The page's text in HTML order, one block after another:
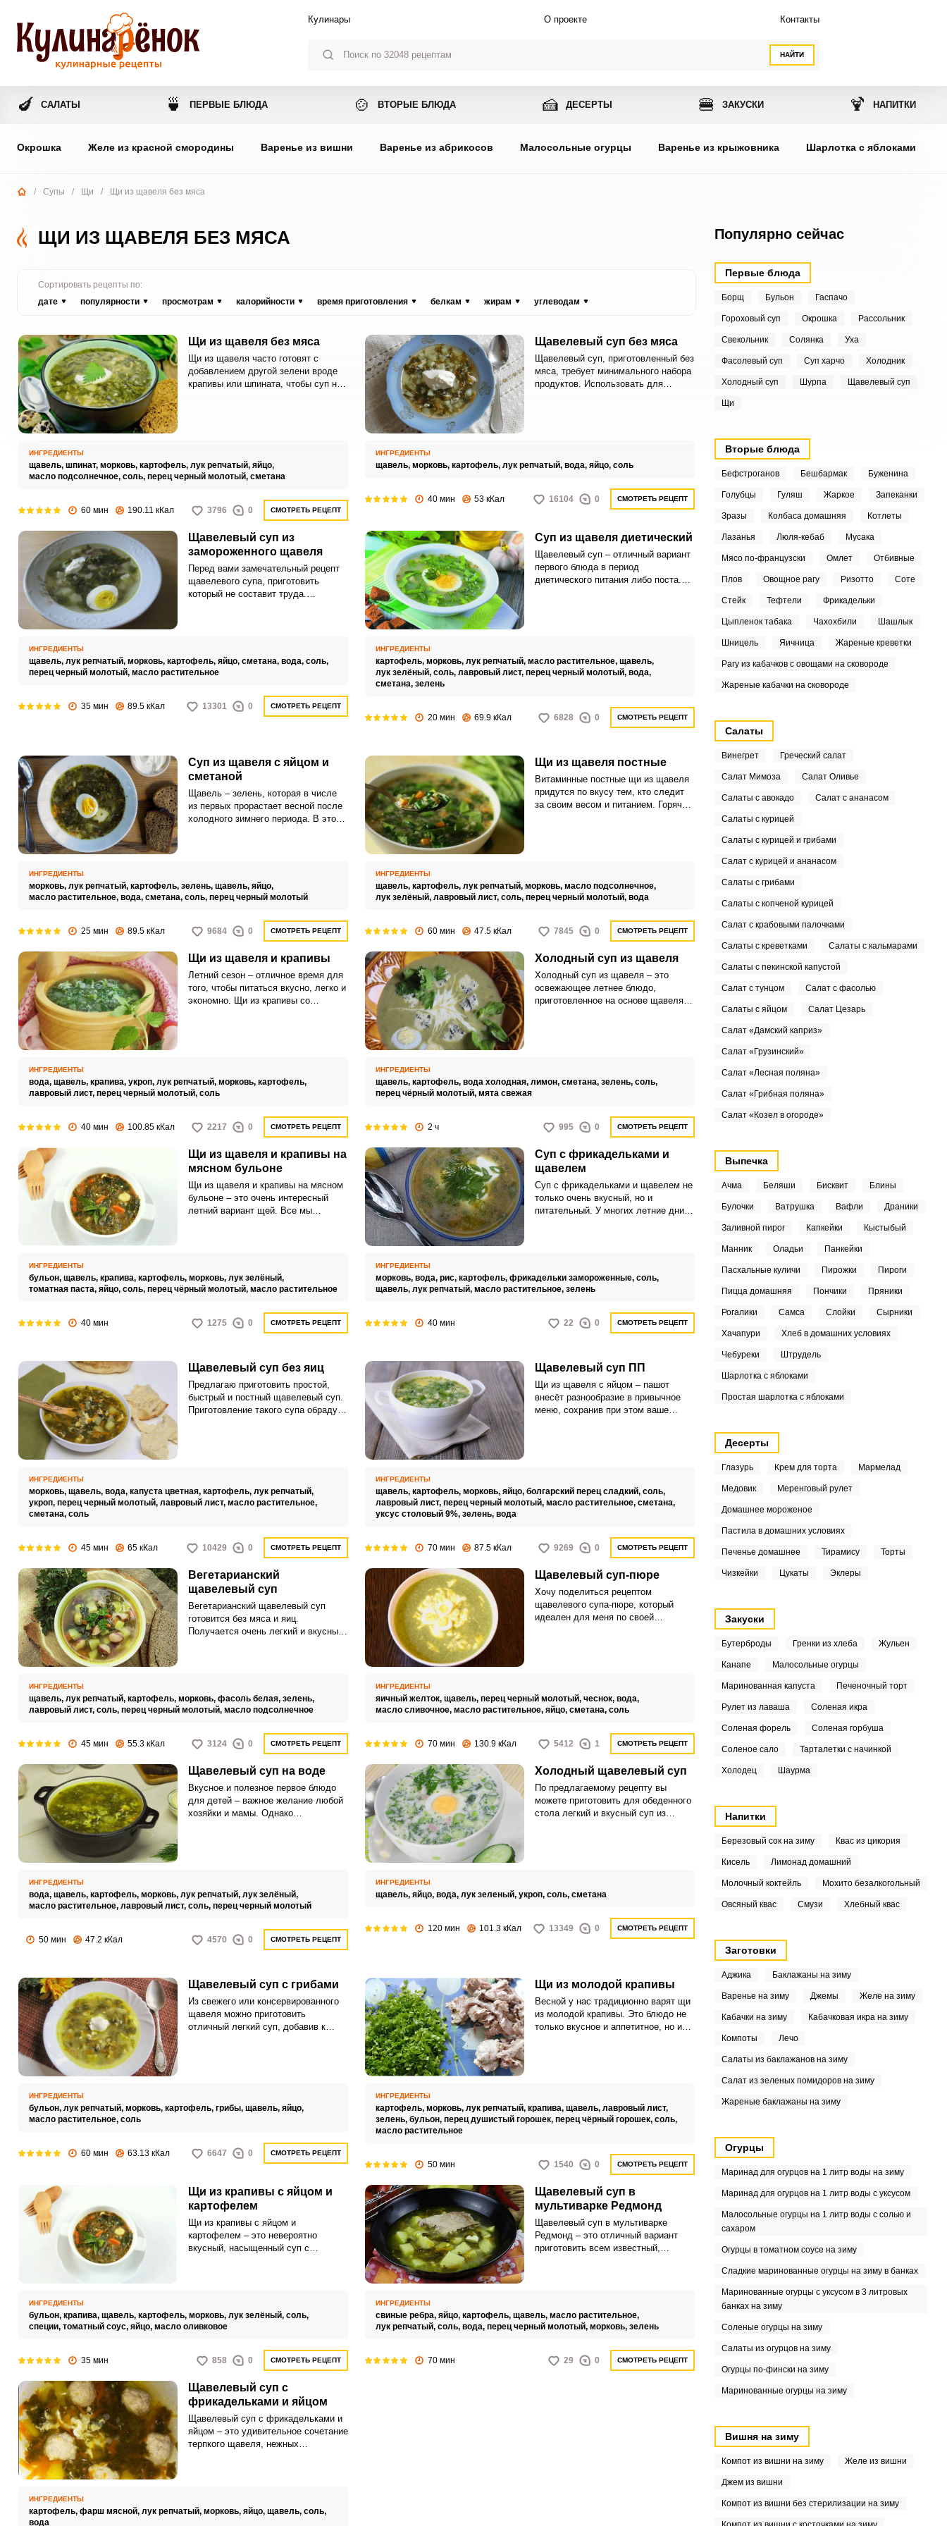
НАЙТИ
Кулинары О проекте Контакты
🍆 САЛАТЫ 🍵 ПЕРВЫЕ БЛЮДА 🍲 ВТОРЫЕ БЛЮДА 🍰 ДЕСЕРТЫ 🍔 ЗАКУСКИ 🍹 НАПИТКИ
Окрошка Желе из красной смородины Варенье из вишни Варенье из абрикосов Малосольные огурцы Варенье из крыжовника Шарлотка с яблоками
/ Супы / Щи / Щи из щавеля без мяса
ЩИ ИЗ ЩАВЕЛЯ БЕЗ МЯСА
Сортировать рецепты по:
дате
популярности просмотрам калорийности время приготовления белкам жирам углеводам
Щи из щавеля без мяса
Щи из щавеля часто готовят с
добавлением другой зелени вроде
крапивы или шпината, чтобы суп не
ИНГРЕДИЕНТЫ
щавель, шпинат, морковь, картофель, лук репчатый, яйцо,
масло подсолнечное, соль, перец черный молотый, сметана
60 мин 190.11 кКал 3796 0 СМОТРЕТЬ РЕЦЕПТ
Щавелевый суп без мяса
Щавелевый суп, приготовленный без
мяса, требует минимального набора
продуктов. Использовать для
ИНГРЕДИЕНТЫ
щавель, морковь, картофель, лук репчатый, вода, яйцо, соль
40 мин 53 кКал 16104 0 СМОТРЕТЬ РЕЦЕПТ
Щавелевый суп из
замороженного щавеля
Перед вами замечательный рецепт
щавелевого супа, приготовить
который не составит труда.
ИНГРЕДИЕНТЫ
щавель, лук репчатый, морковь, картофель, яйцо, сметана, вода, соль,
перец черный молотый, масло растительное
35 мин 89.5 кКал 13301 0 СМОТРЕТЬ РЕЦЕПТ
Суп из щавеля диетический
Щавелевый суп – отличный вариант
первого блюда в период
диетического питания либо поста.
ИНГРЕДИЕНТЫ
картофель, морковь, лук репчатый, масло растительное, щавель,
лук зелёный, соль, лавровый лист, перец черный молотый, вода,
сметана, зелень
20 мин 69.9 кКал 6828 0 СМОТРЕТЬ РЕЦЕПТ
Суп из щавеля с яйцом и
сметаной
Щавель – зелень, которая в числе
из первых прорастает весной после
холодного зимнего периода. В этой
ИНГРЕДИЕНТЫ
морковь, лук репчатый, картофель, зелень, щавель, яйцо,
масло растительное, вода, сметана, соль, перец черный молотый
25 мин 89.5 кКал 9684 0 СМОТРЕТЬ РЕЦЕПТ
Щи из щавеля постные
Витаминные постные щи из щавеля
придутся по вкусу тем, кто следит
за своим весом и питанием. Горячим
ИНГРЕДИЕНТЫ
щавель, картофель, лук репчатый, морковь, масло подсолнечное,
лук зелёный, лавровый лист, соль, перец черный молотый, вода
60 мин 47.5 кКал 7845 0 СМОТРЕТЬ РЕЦЕПТ
Щи из щавеля и крапивы
Летний сезон – отличное время для
того, чтобы питаться вкусно, легко и
экономно. Щи из крапивы со
ИНГРЕДИЕНТЫ
вода, щавель, крапива, укроп, лук репчатый, морковь, картофель,
лавровый лист, перец черный молотый, соль
40 мин 100.85 кКал 2217 0 СМОТРЕТЬ РЕЦЕПТ
Холодный суп из щавеля
Холодный суп из щавеля – это
освежающее летнее блюдо,
приготовленное на основе щавеля,
йогурта для придания кремовости.
ИНГРЕДИЕНТЫ
щавель, картофель, вода холодная, лимон, сметана, зелень, соль,
перец чёрный молотый, мята свежая
2 ч 995 0 СМОТРЕТЬ РЕЦЕПТ
Щи из щавеля и крапивы на
мясном бульоне
Щи из щавеля и крапивы на мясном
бульоне – это очень интересный
летний вариант щей. Все мы
ИНГРЕДИЕНТЫ
бульон, щавель, крапива, картофель, морковь, лук зелёный,
томатная паста, яйцо, соль, перец чёрный молотый, масло растительное
40 мин 1275 0 СМОТРЕТЬ РЕЦЕПТ
Суп с фрикадельками и
щавелем
Суп с фрикадельками и щавелем не
только очень вкусный, но и
питательный. У многих летние дни
ИНГРЕДИЕНТЫ
морковь, вода, рис, картофель, фрикадельки замороженные, соль,
щавель, лук репчатый, масло растительное, зелень
40 мин 22 0 СМОТРЕТЬ РЕЦЕПТ
Щавелевый суп без яиц
Предлагаю приготовить простой,
быстрый и постный щавелевый суп.
Приготовление такого супа обрадует
ИНГРЕДИЕНТЫ
морковь, щавель, вода, капуста цветная, картофель, лук репчатый,
укроп, перец черный молотый, лавровый лист, масло растительное,
сметана, соль
45 мин 65 кКал 10429 0 СМОТРЕТЬ РЕЦЕПТ
Щавелевый суп ПП
Щи из щавеля с яйцом – пашот
внесёт разнообразие в привычное
меню, сохранив при этом ваше
ИНГРЕДИЕНТЫ
щавель, картофель, морковь, яйцо, болгарский перец сладкий, соль,
лавровый лист, перец черный молотый, масло растительное, сметана,
уксус столовый 9%, зелень, вода
70 мин 87.5 кКал 9269 0 СМОТРЕТЬ РЕЦЕПТ
Вегетарианский
щавелевый суп
Вегетарианский щавелевый суп
готовится без мяса и яиц.
Получается очень легкий и вкусный
ИНГРЕДИЕНТЫ
щавель, лук репчатый, картофель, морковь, фасоль белая, зелень,
лавровый лист, соль, перец черный молотый, масло подсолнечное
45 мин 55.3 кКал 3124 0 СМОТРЕТЬ РЕЦЕПТ
Щавелевый суп-пюре
Хочу поделиться рецептом
щавелевого супа-пюре, который
идеален для меня по своей
ИНГРЕДИЕНТЫ
яичный желток, щавель, перец черный молотый, чеснок, вода,
масло сливочное, масло растительное, яйцо, сметана, соль
70 мин 130.9 кКал 5412 1 СМОТРЕТЬ РЕЦЕПТ
Щавелевый суп на воде
Вкусное и полезное первое блюдо
для детей – важное желание любой
хозяйки и мамы. Однако
ИНГРЕДИЕНТЫ
вода, щавель, картофель, морковь, лук репчатый, лук зелёный,
масло растительное, лавровый лист, соль, перец черный молотый
50 мин 47.2 кКал 4570 0 СМОТРЕТЬ РЕЦЕПТ
Холодный щавелевый суп
По предлагаемому рецепту вы
можете приготовить для обеденного
стола легкий и вкусный суп из
ИНГРЕДИЕНТЫ
щавель, яйцо, вода, лук зеленый, укроп, соль, сметана
120 мин 101.3 кКал 13349 0 СМОТРЕТЬ РЕЦЕПТ
Щавелевый суп с грибами
Из свежего или консервированного
щавеля можно приготовить
отличный легкий суп, добавив к
ИНГРЕДИЕНТЫ
бульон, лук репчатый, морковь, картофель, грибы, щавель, яйцо,
масло растительное, соль
60 мин 63.13 кКал 6647 0 СМОТРЕТЬ РЕЦЕПТ
Щи из молодой крапивы
Весной у нас традиционно варят щи
из молодой крапивы. Это блюдо не
только вкусное и аппетитное, но и
ИНГРЕДИЕНТЫ
картофель, морковь, лук репчатый, крапива, щавель, лавровый лист,
зелень, бульон, перец душистый горошек, перец чёрный горошек, соль,
масло растительное
50 мин 1540 0 СМОТРЕТЬ РЕЦЕПТ
Щи из крапивы с яйцом и
картофелем
Щи из крапивы с яйцом и
картофелем – это невероятно
вкусный, насыщенный суп с
полезным и питательным.
ИНГРЕДИЕНТЫ
бульон, крапива, щавель, картофель, морковь, лук зелёный, соль,
специи, томатный соус, яйцо, масло оливковое
35 мин 858 0 СМОТРЕТЬ РЕЦЕПТ
Щавелевый суп в
мультиварке Редмонд
Щавелевый суп в мультиварке
Редмонд – это отличный вариант
приготовить всем известный,
основную работу за вас сделает
мультиварка. Суп отлично подойдет
ИНГРЕДИЕНТЫ
свиные ребра, яйцо, картофель, щавель, масло растительное,
лук репчатый, соль, вода, перец черный молотый, морковь, зелень
70 мин 29 0 СМОТРЕТЬ РЕЦЕПТ
Щавелевый суп с
фрикадельками и яйцом
Щавелевый суп с фрикадельками и
яйцом – это удивительное сочетание
терпкого щавеля, нежных
питательных веществ.
ИНГРЕДИЕНТЫ
картофель, фарш мясной, лук репчатый, морковь, яйцо, щавель, соль,
вода
Популярно сейчас
Первые блюда
Борщ Бульон Гаспачо
Гороховый суп Окрошка Рассольник
Свекольник Солянка Уха
Фасолевый суп Суп харчо Холодник
Холодный суп Шурпа Щавелевый суп
Щи
Вторые блюда
Бефстроганов Бешбармак Буженина
Голубцы Гуляш Жаркое Запеканки
Зразы Колбаса домашняя Котлеты
Лазанья Люля-кебаб Мусака
Мясо по-французски Омлет Отбивные
Плов Овощное рагу Ризотто Соте
Стейк Тефтели Фрикадельки
Цыпленок табака Чахохбили Шашлык
Шницель Яичница Жареные креветки
Рагу из кабачков с овощами на сковороде
Жареные кабачки на сковороде
Салаты
Винегрет Греческий салат
Салат Мимоза Салат Оливье
Салаты с авокадо Салат с ананасом
Салаты с курицей
Салаты с курицей и грибами
Салат с курицей и ананасом
Салаты с грибами
Салаты с копченой курицей
Салат с крабовыми палочками
Салаты с креветками Салаты с кальмарами
Салаты с пекинской капустой
Салат с тунцом Салат с фасолью
Салаты с яйцом Салат Цезарь
Салат «Дамский каприз»
Салат «Грузинский»
Салат «Лесная поляна»
Салат «Грибная поляна»
Салат «Козел в огороде»
Выпечка
Ачма Беляши Бисквит Блины
Булочки Ватрушка Вафли Драники
Заливной пирог Капкейки Кыстыбый
Манник Оладьи Панкейки
Пасхальные куличи Пирожки Пироги
Пицца домашняя Пончики Пряники
Рогалики Самса Слойки Сырники
Хачапури Хлеб в домашних условиях
Чебуреки Штрудель
Шарлотка с яблоками
Простая шарлотка с яблоками
Десерты
Глазурь Крем для торта Мармелад
Медовик Меренговый рулет
Домашнее мороженое
Пастила в домашних условиях
Печенье домашнее Тирамису Торты
Чизкейки Цукаты Эклеры
Закуски
Бутерброды Гренки из хлеба Жульен
Канапе Малосольные огурцы
Маринованная капуста Печеночный торт
Рулет из лаваша Соленая икра
Соленая форель Соленая горбуша
Соленое сало Тарталетки с начинкой
Холодец Шаурма
Напитки
Березовый сок на зиму Квас из цикория
Кисель Лимонад домашний
Молочный коктейль Мохито безалкогольный
Овсяный квас Смузи Хлебный квас
Заготовки
Аджика Баклажаны на зиму
Варенье на зиму Джемы Желе на зиму
Кабачки на зиму Кабачковая икра на зиму
Компоты Лечо
Салаты из баклажанов на зиму
Салат из зеленых помидоров на зиму
Жареные баклажаны на зиму
Огурцы
Маринад для огурцов на 1 литр воды на зиму
Маринад для огурцов на 1 литр воды с уксусом
Малосольные огурцы на 1 литр воды с солью и
сахаром
Огурцы в томатном соусе на зиму
Сладкие маринованные огурцы на зиму в банках
Маринованные огурцы с уксусом в 3 литровых
банках на зиму
Соленые огурцы на зиму
Салаты из огурцов на зиму
Огурцы по-фински на зиму
Маринованные огурцы на зиму
Вишня на зиму
Компот из вишни на зиму Желе из вишни
Джем из вишни
Компот из вишни без стерилизации на зиму
ВХОД НА САЙТ РЕГИСТРАЦИЯ
с помощью социальных сетей:
Запомнить меня
ЕЩЕ НЕ ЗАРЕГИСТРИРОВАННЫ?